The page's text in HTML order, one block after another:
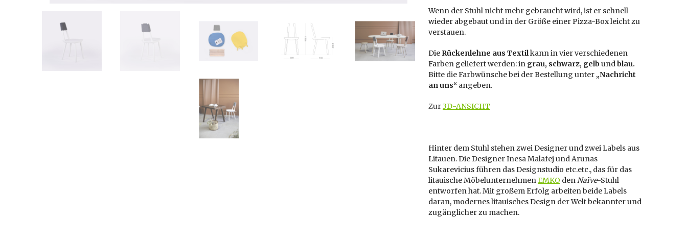
Wenn der Stuhl nicht mehr gebraucht wird, ist er schnell
wieder abgebaut und in der Größe einer Pizza-Box leicht zu
verstauen.
Die Rückenlehne aus Textilkann in vier verschiedenen
Farben geliefert werden: in grau, schwarz, gelbundblau.
Bitte die Farbwünsche bei der Bestellung unter „Nachricht
an uns“ angeben.
Zur3D-ANSICHT
Hinter dem Stuhl stehen zwei Designer und zwei Labels aus
Litauen. Die Designer Inesa Malafej und Arunas
Sukarevicius führen das Designstudio etc.etc., das für das
litauische MöbelunternehmenEMKO denNaïve-Stuhl
entworfen hat. Mit großem Erfolg arbeiten beide Labels
daran, modernes litauisches Design der Welt bekannter und
zugänglicher zu machen.